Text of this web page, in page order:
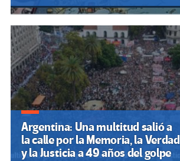
Argentina: Una multitud salió a
la calle por la Memoria, la Verdad
y la Justicia a 49 años del golpe